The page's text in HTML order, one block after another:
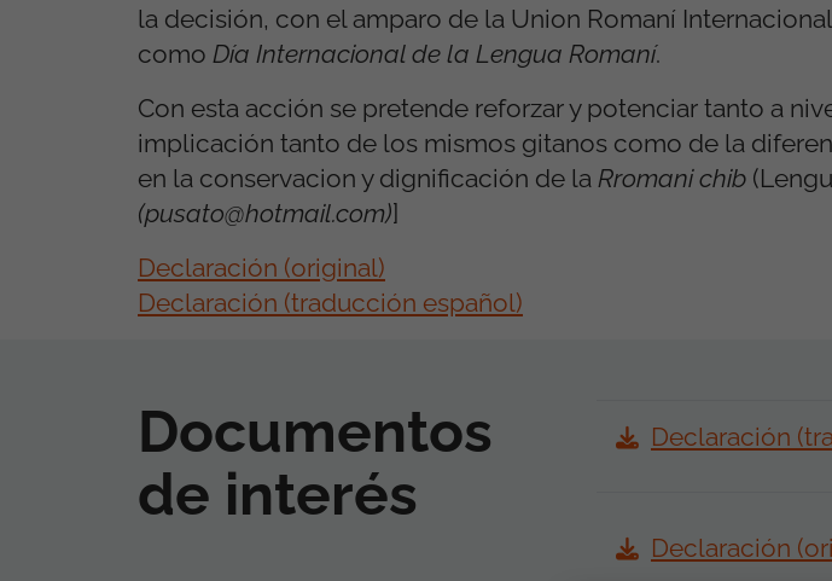
la decisión, con el amparo de la Union Romaní
como Día Internacional de la Lengua Romaní.
Con esta acción se pretende reforzar y potenciar tanto a
implicación tanto de los mismos gitanos como de la
en la conservacion y dignificación de la Rromani chib
(pusato@hotmail.com)]
Declaración (original)
Declaración (traducción español)
Documentos
de interés
Declaración
Declaración